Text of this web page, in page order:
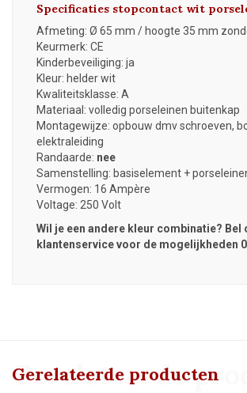
Specificaties stopcontact wit
Afmeting: Ø 65 mm / hoogte 35 mm
Keurmerk: CE
Kinderbeveiliging: ja
Kleur: helder wit
Kwaliteitsklasse: A
Materiaal: volledig porseleinen buitenkap
Montagewijze: opbouw dmv schroeven,
elektraleiding
Randaarde: nee
Samenstelling: basiselement +
Vermogen: 16 Ampère
Voltage: 250 Volt
Wil je een andere kleur combinatie? Bel
klantenservice voor de mogelijkheden
Gerelateerde producten
Gerelateerde